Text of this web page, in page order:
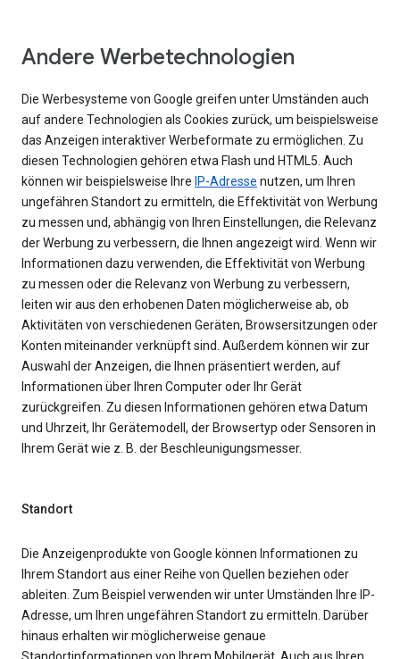
Andere Werbetechnologien
Die Werbesysteme von Google greifen unter Umständen auch
auf andere Technologien als Cookies zurück, um beispielsweise
das Anzeigen interaktiver Werbeformate zu ermöglichen. Zu
diesen Technologien gehören etwa Flash und HTML5. Auch
können wir beispielsweise Ihre IP-Adresse nutzen, um Ihren
ungefähren Standort zu ermitteln, die Effektivität von Werbung
zu messen und, abhängig von Ihren Einstellungen, die Relevanz
der Werbung zu verbessern, die Ihnen angezeigt wird. Wenn wir
Informationen dazu verwenden, die Effektivität von Werbung
zu messen oder die Relevanz von Werbung zu verbessern,
leiten wir aus den erhobenen Daten möglicherweise ab, ob
Aktivitäten von verschiedenen Geräten, Browsersitzungen oder
Konten miteinander verknüpft sind. Außerdem können wir zur
Auswahl der Anzeigen, die Ihnen präsentiert werden, auf
Informationen über Ihren Computer oder Ihr Gerät
zurückgreifen. Zu diesen Informationen gehören etwa Datum
und Uhrzeit, Ihr Gerätemodell, der Browsertyp oder Sensoren in
Ihrem Gerät wie z. B. der Beschleunigungsmesser.
Standort
Die Anzeigenprodukte von Google können Informationen zu
Ihrem Standort aus einer Reihe von Quellen beziehen oder
ableiten. Zum Beispiel verwenden wir unter Umständen Ihre IP-
Adresse, um Ihren ungefähren Standort zu ermitteln. Darüber
hinaus erhalten wir möglicherweise genaue